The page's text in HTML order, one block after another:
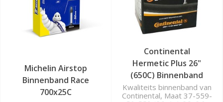
Michelin Airstop
Binnenband Race
700x25C
Continental
Hermetic Plus 26"
(650C) Binnenband
Kwaliteits binnenband van
Continental, Maat 37-559-